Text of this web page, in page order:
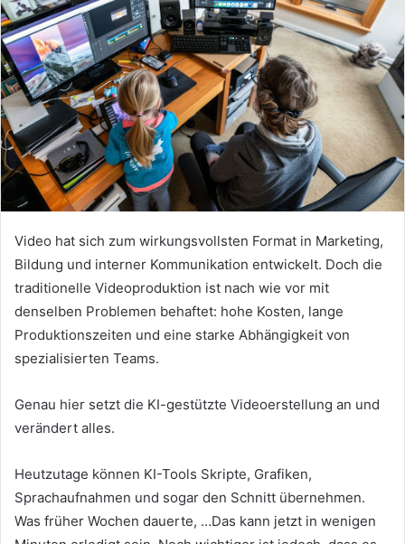
Video hat sich zum wirkungsvollsten Format in Marketing,
Bildung und interner Kommunikation entwickelt. Doch die
traditionelle Videoproduktion ist nach wie vor mit
denselben Problemen behaftet: hohe Kosten, lange
Produktionszeiten und eine starke Abhängigkeit von
spezialisierten Teams.
Genau hier setzt die KI-gestützte Videoerstellung an und
verändert alles.
Heutzutage können KI-Tools Skripte, Grafiken,
Sprachaufnahmen und sogar den Schnitt übernehmen.
Was früher Wochen dauerte, …Das kann jetzt in wenigen